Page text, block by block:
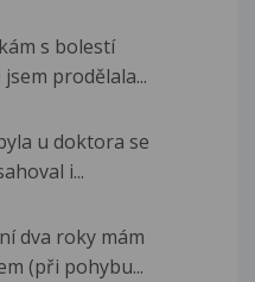
s bolestí
prodělala...
u doktora se
i...
dva roky mám
(při pohybu...